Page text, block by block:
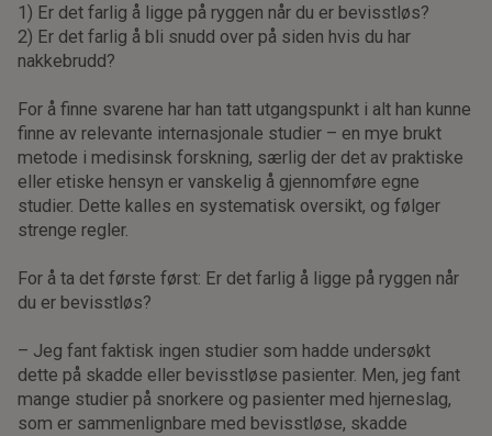
1) Er det farlig å ligge på ryggen når du er bevisstløs?
2) Er det farlig å bli snudd over på siden hvis du har
nakkebrudd?
For å finne svarene har han tatt utgangspunkt i alt han kunne
finne av relevante internasjonale studier – en mye brukt
metode i medisinsk forskning, særlig der det av praktiske
eller etiske hensyn er vanskelig å gjennomføre egne
studier. Dette kalles en systematisk oversikt, og følger
strenge regler.
For å ta det første først: Er det farlig å ligge på ryggen når
du er bevisstløs?
– Jeg fant faktisk ingen studier som hadde undersøkt
dette på skadde eller bevisstløse pasienter. Men, jeg fant
mange studier på snorkere og pasienter med hjerneslag,
som er sammenlignbare med bevisstløse, skadde